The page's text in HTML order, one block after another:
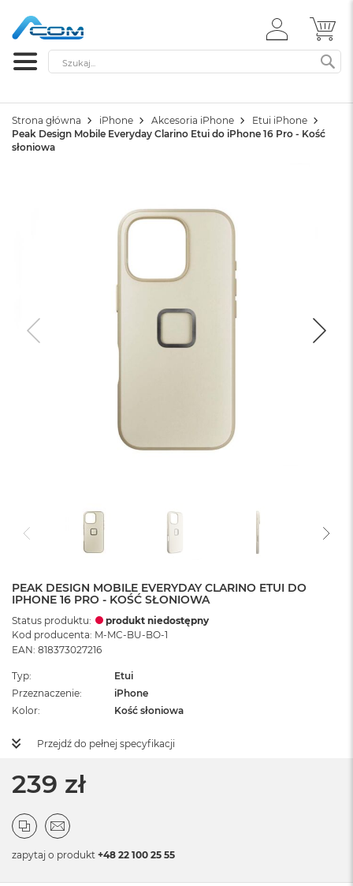
ZALOGUJ
SIĘ
Szukaj
Strona główna iPhone Akcesoria iPhone
Etui iPhone
Peak Design Mobile Everyday Clarino Etui do iPhone 16 Pro - Kość
słoniowa
PEAK DESIGN MOBILE EVERYDAY CLARINO ETUI DO
IPHONE 16 PRO - KOŚĆ SŁONIOWA
Status produktu:
produkt niedostępny
Kod producenta: M-MC-BU-BO-1
EAN: 818373027216
Typ
Etui
Przeznaczenie
iPhone
Kolor
Kość słoniowa
Przejdź do pełnej specyfikacji
239 zł
zapytaj o produkt +48 22 100 25 55